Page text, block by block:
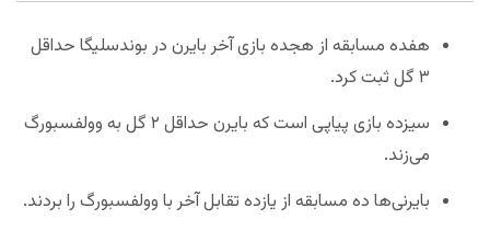
هفده مسابقه از هجده بازی آخر بایرن در بوندسلیگا حداقل
۳ گل ثبت کرد.
سیزده بازی پیاپی است که بایرن حداقل ۲ گل به وولفسبورگ
می‌زند.
بایرنی‌ها ده مسابقه از یازده تقابل آخر با وولفسبورگ را بردند.